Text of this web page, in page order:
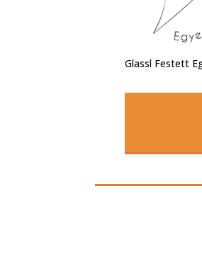
Glassl Festett